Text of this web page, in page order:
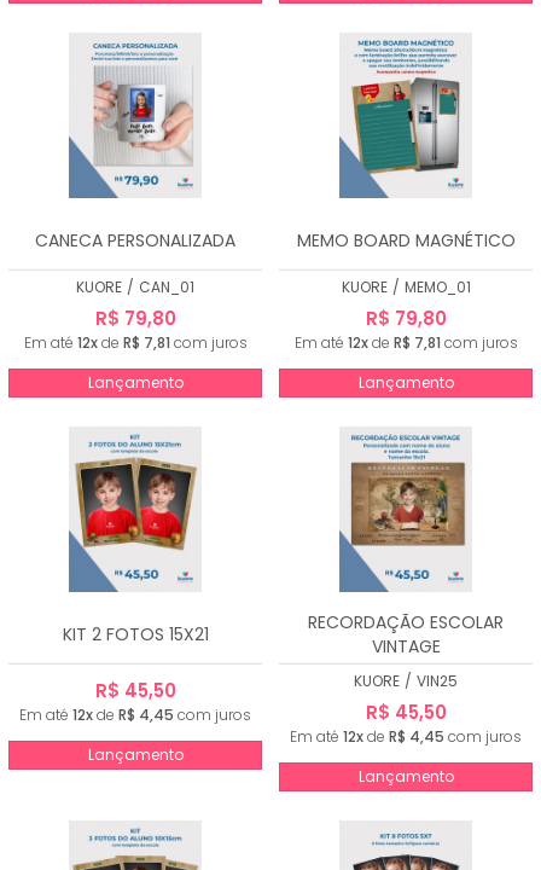
CANECA PERSONALIZADA
KUORE / CAN_01
R$ 79,80
Em até 12xde R$ 7,81 com juros
Lançamento
MEMO BOARD MAGNÉTICO
KUORE / MEMO_01
R$ 79,80
Em até 12xde R$ 7,81 com juros
Lançamento
KIT 2 FOTOS 15X21
R$ 45,50
Em até 12xde R$ 4,45 com juros
Lançamento
RECORDAÇÃO ESCOLAR
VINTAGE
KUORE / VIN25
R$ 45,50
Em até 12xde R$ 4,45 com juros
Lançamento